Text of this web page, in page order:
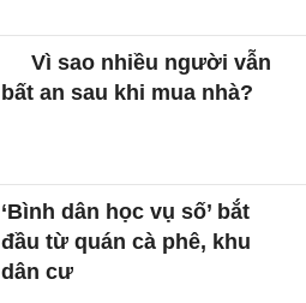
Vì sao nhiều người vẫn
bất an sau khi mua nhà?
‘Bình dân học vụ số’ bắt
đầu từ quán cà phê, khu
dân cư